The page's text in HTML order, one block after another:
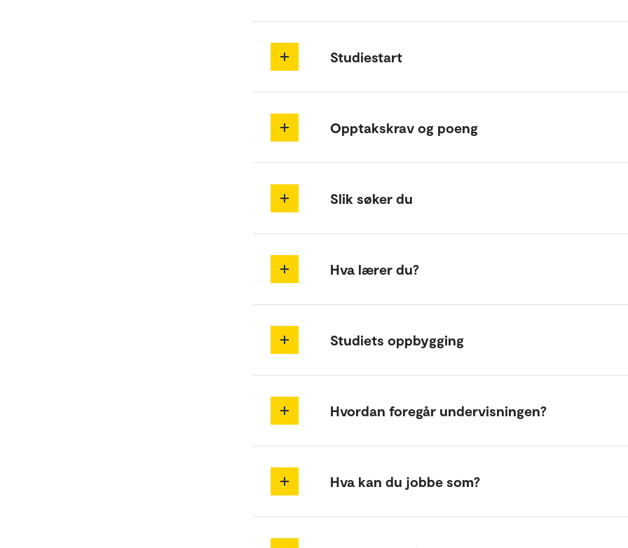
Studiestart
Opptakskrav og poeng
Slik søker du
Hva lærer du?
Studiets oppbygging
Hvordan foregår undervisningen?
Hva kan du jobbe som?